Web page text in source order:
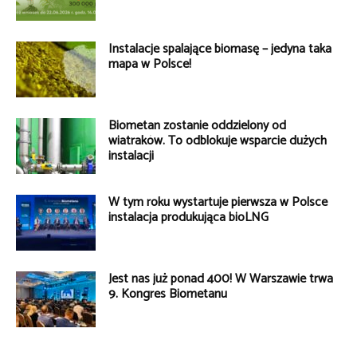
Instalacje spalające biomasę – jedyna taka
mapa w Polsce!
Biometan zostanie oddzielony od
wiatraków. To odblokuje wsparcie dużych
instalacji
W tym roku wystartuje pierwsza w Polsce
instalacja produkująca bioLNG
Jest nas już ponad 400! W Warszawie trwa
9. Kongres Biometanu